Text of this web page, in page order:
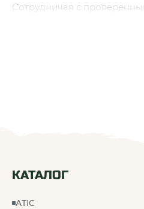
Сотрудничая с
КАТАЛОГ
ATIC